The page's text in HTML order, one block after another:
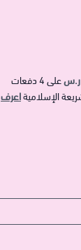
على4دفعات
الإسلاميةاعرف